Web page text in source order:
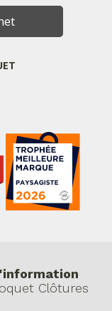
Clôtures